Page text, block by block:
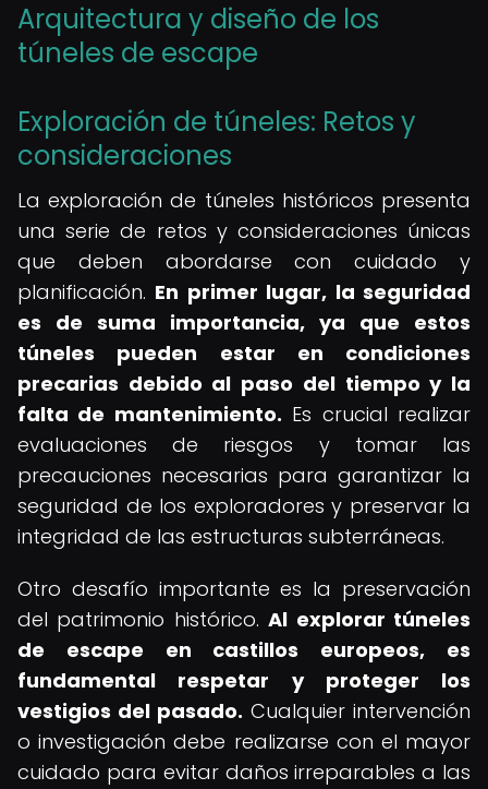
Arquitectura y diseño de los
túneles de escape
Exploración de túneles: Retos y
consideraciones
La exploración de túneles históricos presenta
una serie de retos y consideraciones únicas
que deben abordarse con cuidado y
planificación. En primer lugar, la seguridad
es de suma importancia, ya que estos
túneles pueden estar en condiciones
precarias debido al paso del tiempo y la
falta de mantenimiento. Es crucial realizar
evaluaciones de riesgos y tomar las
precauciones necesarias para garantizar la
seguridad de los exploradores y preservar la
integridad de las estructuras subterráneas.
Otro desafío importante es la preservación
del patrimonio histórico.Al explorar túneles
de escape en castillos europeos, es
fundamental respetar y proteger los
vestigios del pasado. Cualquier intervención
o investigación debe realizarse con el mayor
cuidado para evitar daños irreparables a las